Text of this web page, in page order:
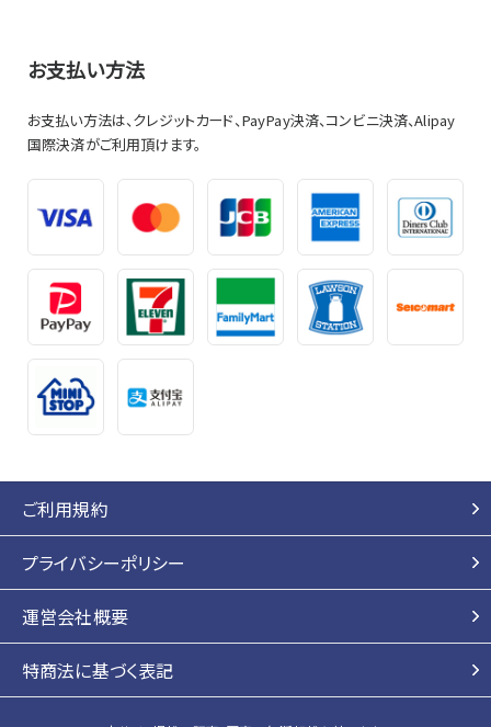
第３条（会員サービスの利用）
利用者は、弊社が別途定める方法により会員登録することに
第４条（本サービスの利用に際して）
用と責任において本サービスを利用するものとし、同様に自
己の責任と費用において通信機器、ソフトウェア、公衆回線等
利用者側設備として必要なもの全てを用意するものとします。
2. 利用者は、本サービスの利用に支障をきたさないよう、前項
の設備等を自己の責任において維持管理することに同意する
ものとします。
3. メールサービスにより弊社から配信される情報その他弊社
から提供される情報等（映像・音声・文章・写真・画像等を含み
4. 第三者から提供されるソフトウェアのダウンロードについて
は、利用者の自己責任にて行っていただき、その結果について
弊社はいかなる保証又は責任も負わないものとします。
5. 利用者が未成年者、被補助人、又は被保佐人（以下、総称し
て「制限能力者」といいます。）である場合には、本サービスの
人又は保佐人（以下、総称して「保護者」といいます。）の同意を
必要とするものとします。
お支払い方法
お支払い方法は、クレジットカード、PayPay決済、コンビニ決済、Alipay
国際決済がご利用頂けます。
ご利用規約
プライバシーポリシー
運営会社概要
特商法に基づく表記